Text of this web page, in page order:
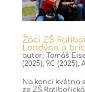
Žáci ZŠ
Londýna a
autor: Tomáš
(2025), 9.C (2025),
Na konci května
ze ZŠ